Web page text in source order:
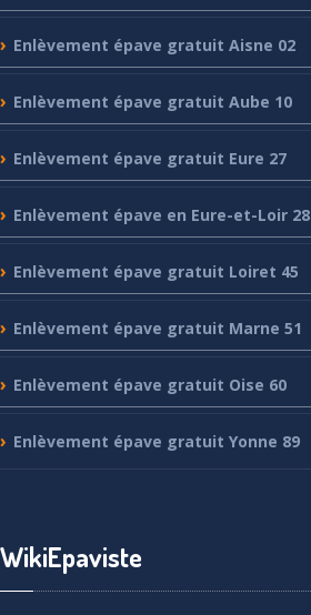
Enlèvement épave gratuit Aisne 02
Enlèvement épave gratuit Aube 10
Enlèvement épave gratuit Eure 27
Enlèvement épave en Eure-et-Loir 28
Enlèvement épave gratuit Loiret 45
Enlèvement épave gratuit Marne 51
Enlèvement épave gratuit Oise 60
Enlèvement épave gratuit Yonne 89
WikiEpaviste